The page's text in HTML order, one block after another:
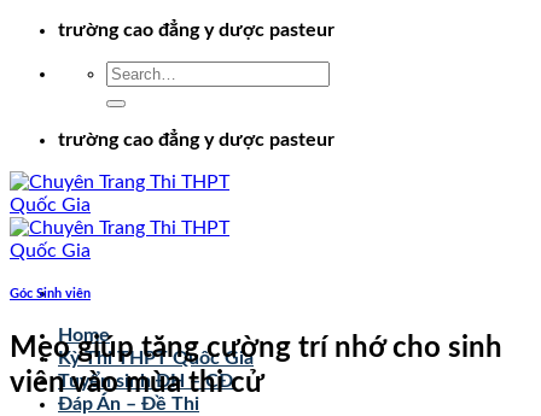
Chuyểntrường cao đẳng y dược pasteur
trường cao đẳng y dược pasteur
Home
Kỳ Thi THPT Quốc Gia
Tuyển sinh ĐH – CĐ
Đáp Án – Đề Thi
Góc Sinh viên
Mẹo giúp tăng cường trí nhớ cho sinh
viên vào mùa thi cử